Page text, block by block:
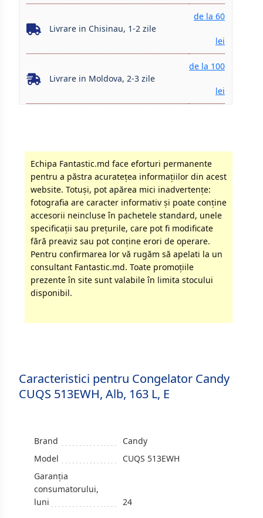
Livrare in Chisinau, 1-2 zile
de la 60
lei
Livrare in Moldova, 2-3 zile
de la 100
lei
Echipa Fantastic.md face eforturi permanente
pentru a păstra acurateţea informaţiilor din acest
website. Totuși, pot apărea mici inadvertenţe:
fotografia are caracter informativ şi poate conţine
accesorii neincluse în pachetele standard, unele
specificaţii sau preţurile, care pot fi modificate
fără preaviz sau pot conţine erori de operare.
Pentru confirmarea lor vă rugăm să apelati la un
consultant Fantastic.md. Toate promoţiile
prezente în site sunt valabile în limita stocului
disponibil.
Caracteristici pentru Congelator Candy
CUQS 513EWH, Alb, 163 L, E
Brand
Candy
Model
CUQS 513EWH
Garanția
consumatorului,
luni
24